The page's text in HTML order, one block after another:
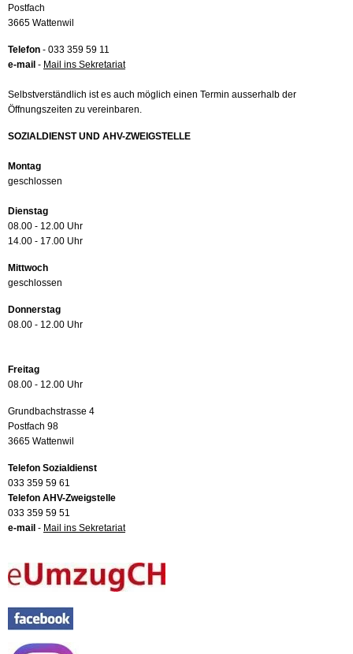
Postfach
3665 Wattenwil
Telefon - 033 359 59 11
e-mail - Mail ins Sekretariat
Selbstverständlich ist es auch möglich einen Termin ausserhalb der
Öffnungszeiten zu vereinbaren.
SOZIALDIENST UND AHV-ZWEIGSTELLE
Montag
geschlossen
Dienstag
08.00 - 12.00 Uhr
14.00 - 17.00 Uhr
Mittwoch
geschlossen
Donnerstag
08.00 - 12.00 Uhr
Freitag
08.00 - 12.00 Uhr
Grundbachstrasse 4
Postfach 98
3665 Wattenwil
Telefon Sozialdienst
033 359 59 61
Telefon AHV-Zweigstelle
033 359 59 51
e-mail - Mail ins Sekretariat